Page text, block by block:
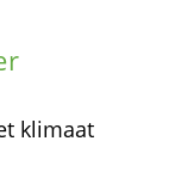
klimaat